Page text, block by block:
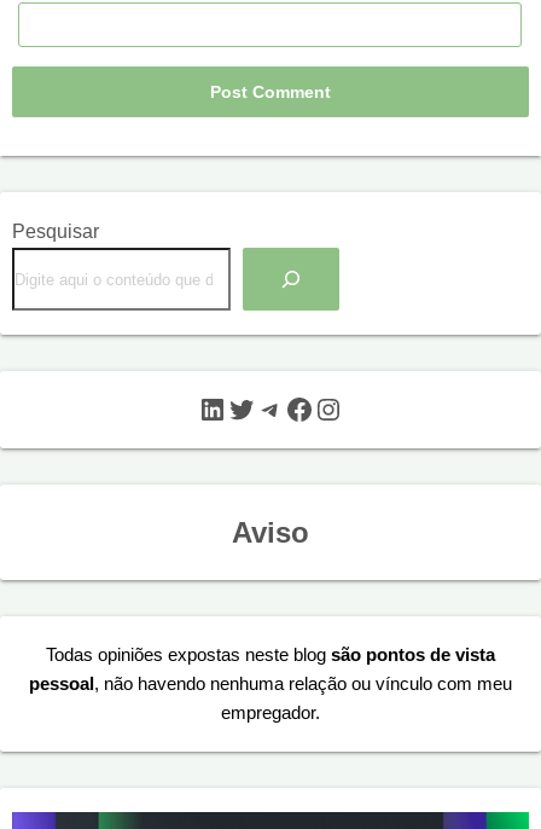
Pesquisar
LinkedIn Twitter Telegram Facebook Instagram
Aviso
Todas opiniões expostas neste blog são pontos de vista
pessoal, não havendo nenhuma relação ou vínculo com meu
empregador.